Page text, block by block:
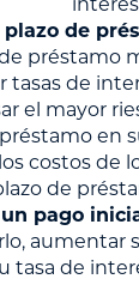
plazo de
préstamo
tasas de
el mayor
en
costos de
de
un pago
aumentar
tasa de